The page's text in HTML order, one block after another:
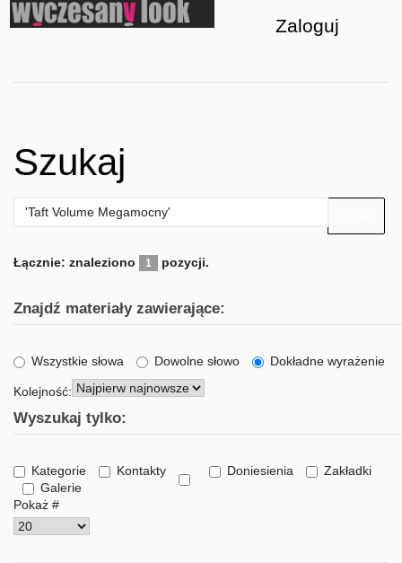
Szukaj
Łącznie: znaleziono 1 pozycji.
Znajdź materiały zawierające:
Wszystkie słowa Dowolne słowo Dokładne wyrażenie
Kolejność:
Wyszukaj tylko:
Kategorie Kontakty Doniesienia
Zakładki
Galerie
Pokaż #
Zaloguj